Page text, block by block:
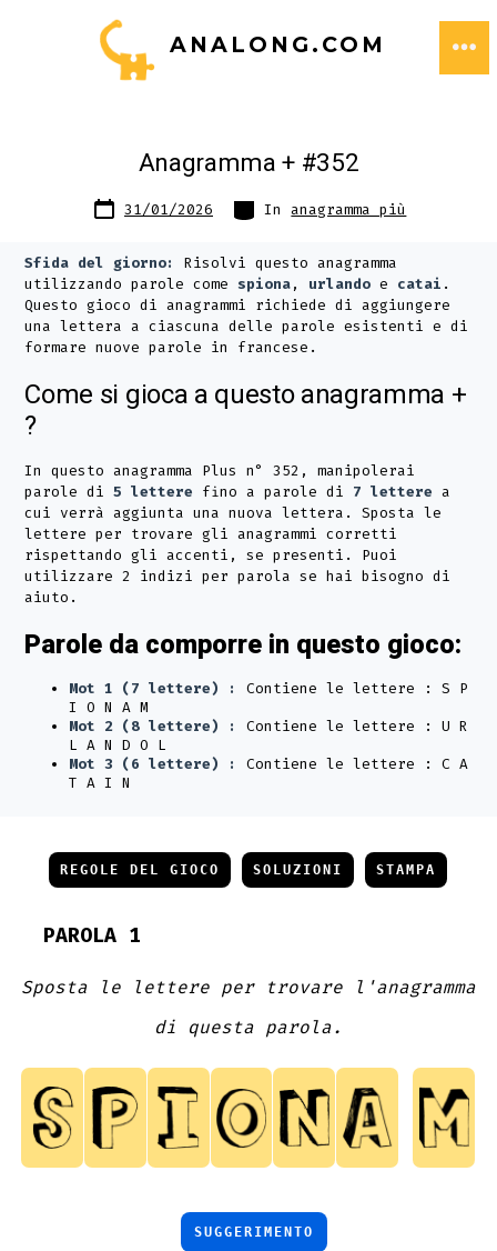
ANALONG.COM
Anagramma + #352
Data
articolo
31/01/2026 Categorie
In anagramma più
Sfida del giorno:
Risolvi questo anagramma
utilizzando parole comespiona, urlando e catai .
Questo gioco di anagrammi richiede di aggiungere
una lettera a ciascuna delle parole esistenti e di
formare nuove parole in francese.
Come si gioca a questo anagramma +
?
In questo anagramma Plus n° 352, manipolerai
parole di5 lettere fino a parole di 7 lettere a
cui verrà aggiunta una nuova lettera. Sposta le
lettere per trovare gli anagrammi corretti
rispettando gli accenti, se presenti. Puoi
utilizzare 2 indizi per parola se hai bisogno di
aiuto.
Parole da comporre in questo gioco:
Mot 1 (7 lettere) :
Contiene le lettere : S P
I O N A M
Mot 2 (8 lettere) :
Contiene le lettere : U R
L A N D O L
Mot 3 (6 lettere) :
Contiene le lettere : C A
T A I N
REGOLE DEL GIOCO SOLUZIONI STAMPA
PAROLA 1
Sposta le lettere per trovare l'anagramma
di questa parola.
SUGGERIMENTO